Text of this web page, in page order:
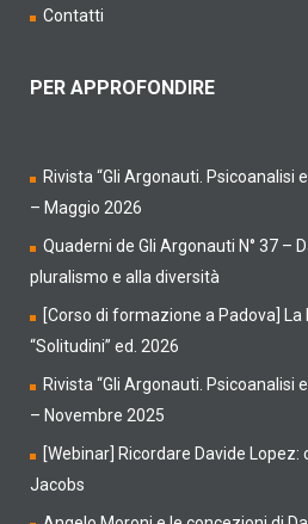
Contatti
PER APPROFONDIRE
Rivista “Gli Argonauti. Psicoanalisi
– Maggio 2026
Quaderni de Gli Argonauti N° 37 –
pluralismo e alla diversità
[Corso di formazione a Padova] La
“Solitudini” ed. 2026
Rivista “Gli Argonauti. Psicoanalisi
– Novembre 2025
[Webinar] Ricordare Davide Lopez:
Jacobs